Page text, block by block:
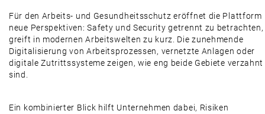
Für den Arbeits- und Gesundheitsschutz eröffnet die Plattform
neue Perspektiven: Safety und Security getrennt zu betrachten,
greift in modernen Arbeitswelten zu kurz. Die zunehmende
Digitalisierung von Arbeitsprozessen, vernetzte Anlagen oder
digitale Zutrittssysteme zeigen, wie eng beide Gebiete verzahnt
sind.
Ein kombinierter Blick hilft Unternehmen dabei, Risiken